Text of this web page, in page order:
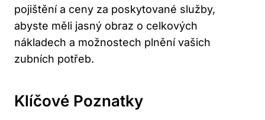
pojištění a ceny za poskytované služby,
abyste měli jasný obraz o celkových
nákladech a možnostech plnění vašich
zubních potřeb.
Klíčové Poznatky